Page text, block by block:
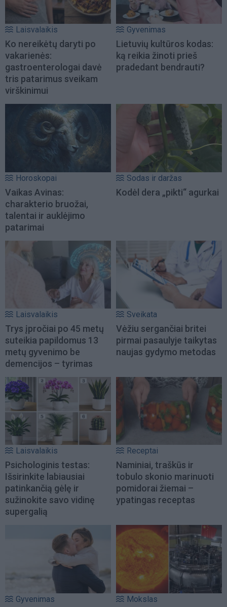
Laisvalaikis
Ko nereikėtų daryti po
vakarienės:
gastroenterologai davė
tris patarimus sveikam
virškinimui
Gyvenimas
Lietuvių kultūros kodas:
ką reikia žinoti prieš
pradedant bendrauti?
Horoskopai
Vaikas Avinas:
charakterio bruožai,
talentai ir auklėjimo
patarimai
Sodas ir daržas
Kodėl dera „pikti“ agurkai
Laisvalaikis
Trys įpročiai po 45 metų
suteikia papildomus 13
metų gyvenimo be
demencijos – tyrimas
Sveikata
Vėžiu sergančiai britei
pirmai pasaulyje taikytas
naujas gydymo metodas
Laisvalaikis
Psichologinis testas:
Išsirinkite labiausiai
patinkančią gėlę ir
sužinokite savo vidinę
supergalią
Receptai
Naminiai, traškūs ir
tobulo skonio marinuoti
pomidorai žiemai –
ypatingas receptas
Gyvenimas Mokslas